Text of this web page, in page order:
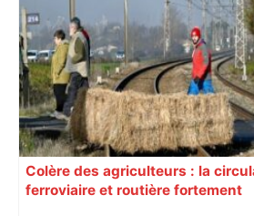
Colère des agriculteurs : la
ferroviaire et routière fortement